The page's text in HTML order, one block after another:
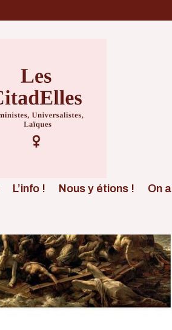
L’info ! Nous y étions ! On